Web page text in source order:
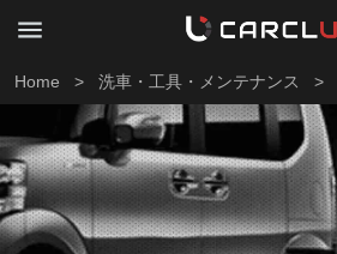
Home > 洗車・工具・メンテナンス >